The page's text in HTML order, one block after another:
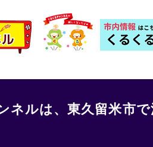
ネルは、東久留米市